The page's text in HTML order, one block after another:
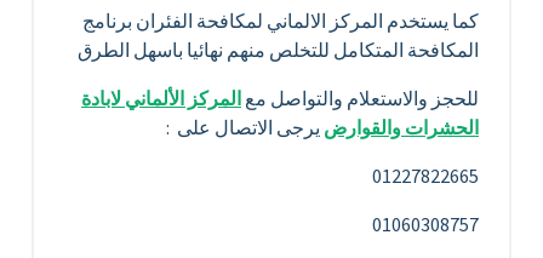
كما يستخدم المركز الالماني لمكافحة الفئران برنامج
المكافحة المتكامل للتخلص منهم نهائيا باسهل الطرق
للحجز والاستعلام والتواصل معالمركز الألماني لابادة
الحشرات والقوارض يرجى الاتصال على :
01227822665
01060308757